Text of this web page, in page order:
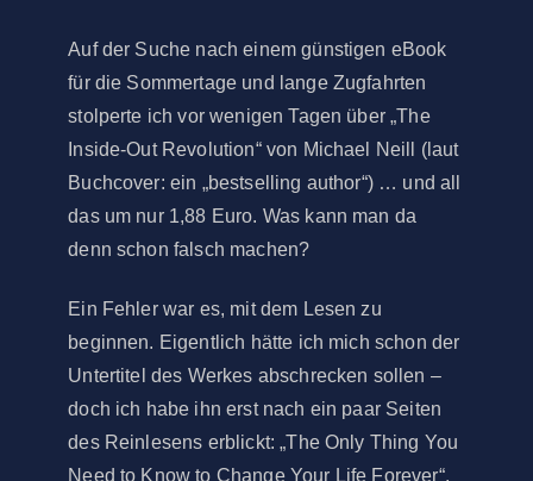
Auf der Suche nach einem günstigen eBook
für die Sommertage und lange Zugfahrten
stolperte ich vor wenigen Tagen über „The
Inside-Out Revolution“ von Michael Neill (laut
Buchcover: ein „bestselling author“) … und all
das um nur 1,88 Euro. Was kann man da
denn schon falsch machen?
Ein Fehler war es, mit dem Lesen zu
beginnen. Eigentlich hätte ich mich schon der
Untertitel des Werkes abschrecken sollen –
doch ich habe ihn erst nach ein paar Seiten
des Reinlesens erblickt: „The Only Thing You
Need to Know to Change Your Life Forever“.